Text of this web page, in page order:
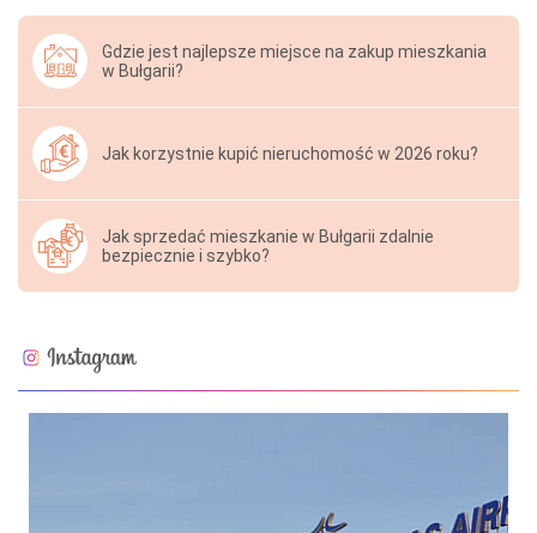
Gdzie jest najlepsze miejsce na zakup mieszkania
w Bułgarii?
Jak korzystnie kupić nieruchomość w 2026 roku?
Jak sprzedać mieszkanie w Bułgarii zdalnie
bezpiecznie i szybko?